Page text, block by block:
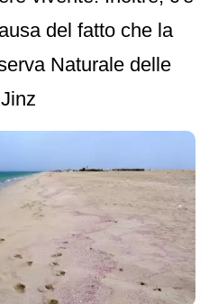
del fatto che la
Naturale delle